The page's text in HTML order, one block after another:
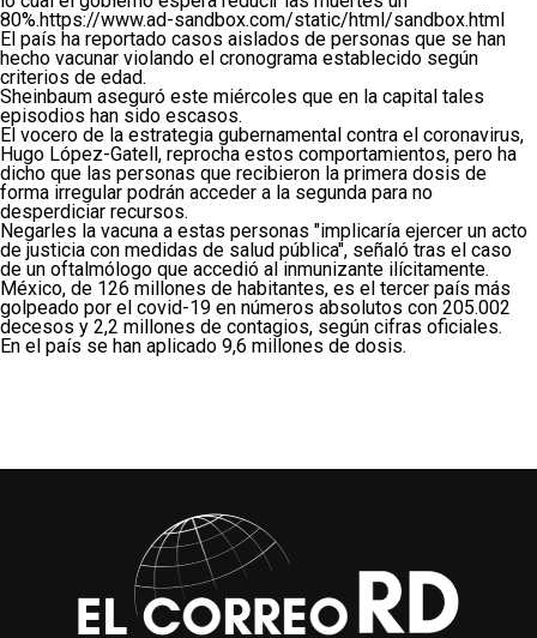
80%.https://www.ad-sandbox.com/static/html/sandbox.html
El país ha reportado casos aislados de personas que se han
hecho vacunar violando el cronograma establecido según
criterios de edad.
Sheinbaum aseguró este miércoles que en la capital tales
episodios han sido escasos.
El vocero de la estrategia gubernamental contra el coronavirus,
Hugo López-Gatell, reprocha estos comportamientos, pero ha
dicho que las personas que recibieron la primera dosis de
forma irregular podrán acceder a la segunda para no
desperdiciar recursos.
Negarles la vacuna a estas personas "implicaría ejercer un acto
de justicia con medidas de salud pública", señaló tras el caso
de un oftalmólogo que accedió al inmunizante ilícitamente.
México, de 126 millones de habitantes, es el tercer país más
golpeado por el covid-19 en números absolutos con 205.002
decesos y 2,2 millones de contagios, según cifras oficiales.
En el país se han aplicado 9,6 millones de dosis.